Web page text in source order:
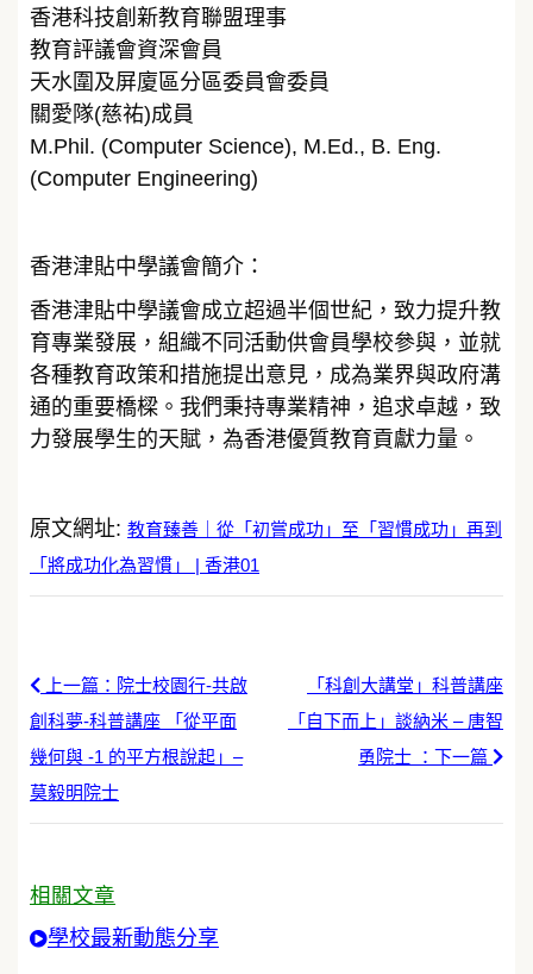
香港科技創新教育聯盟理事
教育評議會資深會員
天水圍及屏廈區分區委員會委員
關愛隊(慈祐)成員
M.Phil. (Computer Science), M.Ed., B. Eng.
(Computer Engineering)
香港津貼中學議會簡介：
香港津貼中學議會成立超過半個世紀，致力提升教
育專業發展，組織不同活動供會員學校參與，並就
各種教育政策和措施提出意見，成為業界與政府溝
通的重要橋樑。我們秉持專業精神，追求卓越，致
力發展學生的天賦，為香港優質教育貢獻力量。
原文網址: 教育臻善｜從「初嘗成功」至「習慣成功」再到
「將成功化為習慣」 | 香港01
上一篇：院士校園行-共啟
創科夢-科普講座 「從平面
幾何與 -1 的平方根說起」–
莫毅明院士
「科創大講堂」科普講座
「自下而上」談納米 – 唐智
勇院士 ：下一篇
相關文章
學校最新動態分享